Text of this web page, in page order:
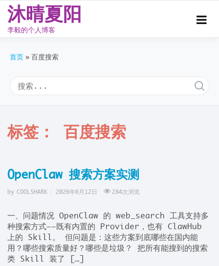
沐晴夏阳
李毅的个人博客
首页 百度搜索
标签： 百度搜索
OpenClaw 搜索方案实测
by COOLSHARK : 2026年6月12日 284次浏览
一、问题情况 OpenClaw 的 web_search 工具支持多
种搜索方式——既有内置的 Provider，也有 ClawHub
上的 Skill。 但问题是：这些方案到底哪些在国内能
用？哪些搜索质量好？哪些是垃圾？ 把所有能搜到的搜索
类 Skill 装了 […]